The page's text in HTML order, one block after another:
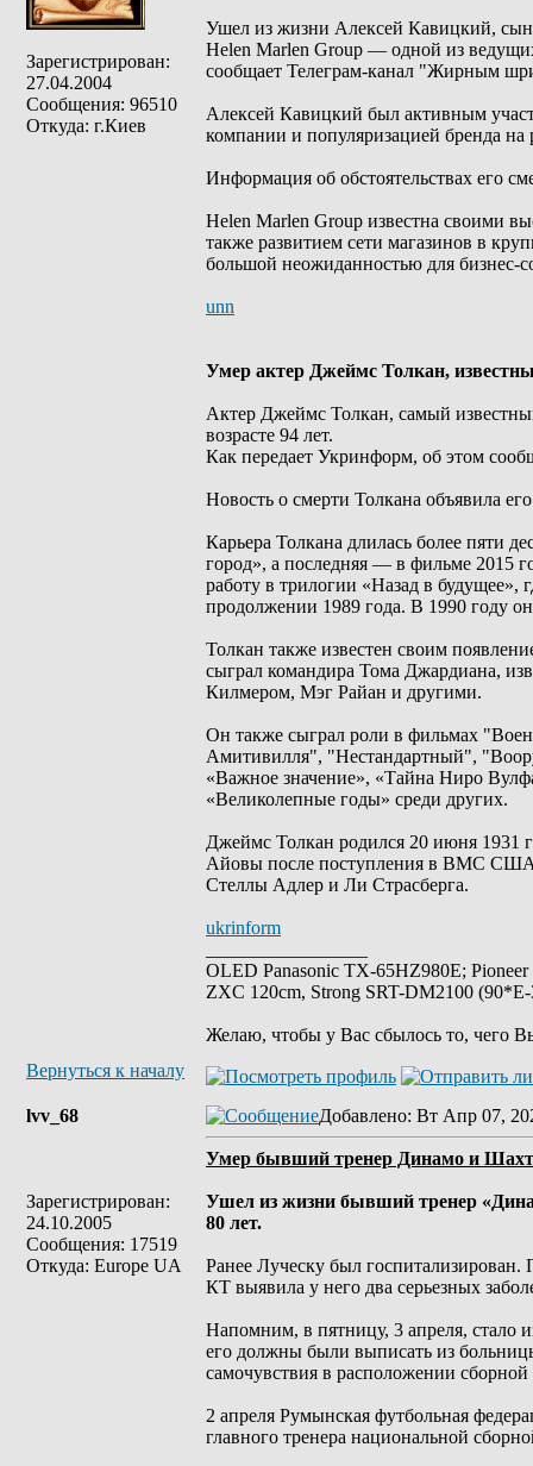
Зарегистрирован:
27.04.2004
Сообщения: 96510
Откуда: г.Киев
Ушел из жизни Алексей Кавицкий,
Helen Marlen Group — одной из
сообщает Телеграм-канал "Жирным
Алексей Кавицкий был активным
компании и популяризацией бренда
Информация об обстоятельствах его
Helen Marlen Group известна своими
также развитием сети магазинов в
большой неожиданностью для бизнес-
unn
Умер актер Джеймс Толкан,
Актер Джеймс Толкан, самый
возрасте 94 лет.
Как передает Укринформ, об этом
Новость о смерти Толкана объявила
Карьера Толкана длилась более пяти
город», а последняя — в фильме 2015
работу в трилогии «Назад в будущее»,
продолжении 1989 года. В 1990 году
Толкан также известен своим
сыграл командира Тома Джардиана,
Килмером, Мэг Райан и другими.
Он также сыграл роли в фильмах
Амитивилля", "Нестандартный",
«Важное значение», «Тайна Ниро
«Великолепные годы» среди других.
Джеймс Толкан родился 20 июня 1931
Айовы после поступления в ВМС США.
Стеллы Адлер и Ли Страсберга.
ukrinform
OLED Panasonic TX-65HZ980E;
ZXC 120cm, Strong SRT-DM2100
Желаю, чтобы у Вас сбылось то, чего
Вернуться к началу
lvv_68
Зарегистрирован:
24.10.2005
Сообщения: 17519
Откуда: Europe UA
Добавлено: Вт Апр 07,
Умер бывший тренер Динамо и
Ушел из жизни бывший тренер
80 лет.
Ранее Луческу был госпитализирован.
КТ выявила у него два серьезных
Напомним, в пятницу, 3 апреля, стало
его должны были выписать из
самочувствия в расположении
2 апреля Румынская футбольная
главного тренера национальной